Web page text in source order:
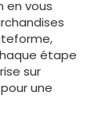
en vous
étape
sur
une